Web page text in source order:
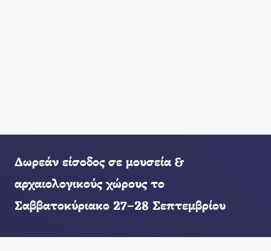
Δωρεάν είσοδος σε μουσεία &
αρχαιολογικούς χώρους το
Σαββατοκύριακο 27–28 Σεπτεμβρίου